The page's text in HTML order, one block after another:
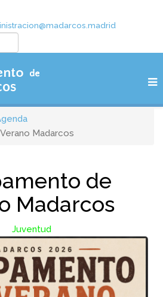
Madarcos
de
Madarcos
Juventud